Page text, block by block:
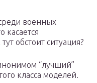
военных
касается
обстоит ситуация?
“лучший”
класса моделей.